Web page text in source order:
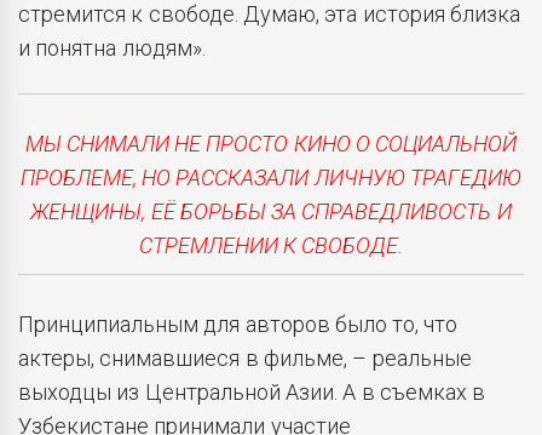
стремится к свободе. Думаю, эта история близка
и понятна людям».
МЫ СНИМАЛИ НЕ ПРОСТО КИНО О СОЦИАЛЬНОЙ
ПРОБЛЕМЕ, НО РАССКАЗАЛИ ЛИЧНУЮ ТРАГЕДИЮ
ЖЕНЩИНЫ, ЕЁ БОРЬБЫ ЗА СПРАВЕДЛИВОСТЬ И
СТРЕМЛЕНИИ К СВОБОДЕ.
Принципиальным для авторов было то, что
актеры, снимавшиеся в фильме, – реальные
выходцы из Центральной Азии. А в съемках в
Узбекистане принимали участие